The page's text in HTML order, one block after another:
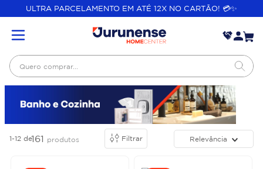
ULTRA PARCELAMENTO EM ATÉ 12X NO CARTÃO! 💳✨
Quero comprar...
1-12 de161 produtos Filtrar Relevância